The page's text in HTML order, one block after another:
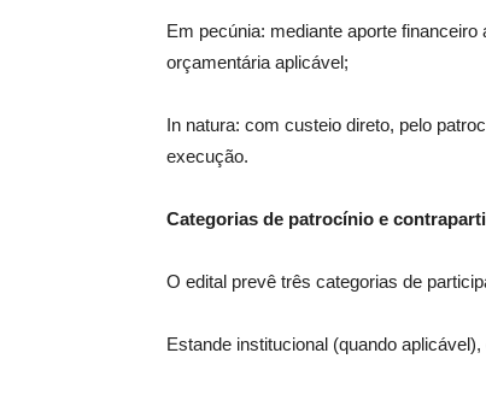
Em pecúnia: mediante aporte
orçamentária aplicável;
In natura: com custeio direto, pelo
execução.
Categorias de patrocínio e
O edital prevê três categorias de
Estande institucional (quando